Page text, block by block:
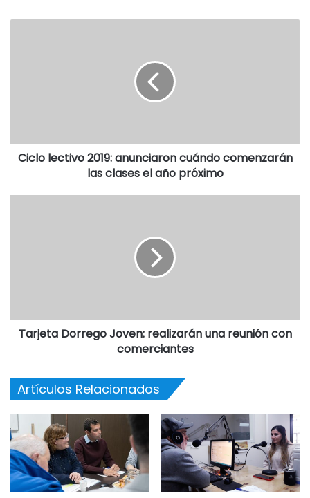
Ciclo lectivo 2019: anunciaron cuándo comenzarán
las clases el año próximo
Tarjeta Dorrego Joven: realizarán una reunión con
comerciantes
Artículos Relacionados